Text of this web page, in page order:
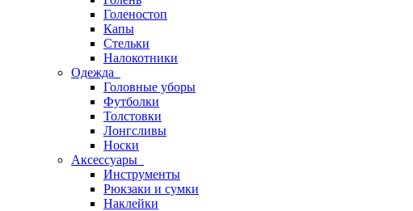
Голеностоп
Капы
Стельки
Налокотники
Одежда
Головные уборы
Футболки
Толстовки
Лонгсливы
Носки
Аксессуары
Инструменты
Рюкзаки и сумки
Наклейки